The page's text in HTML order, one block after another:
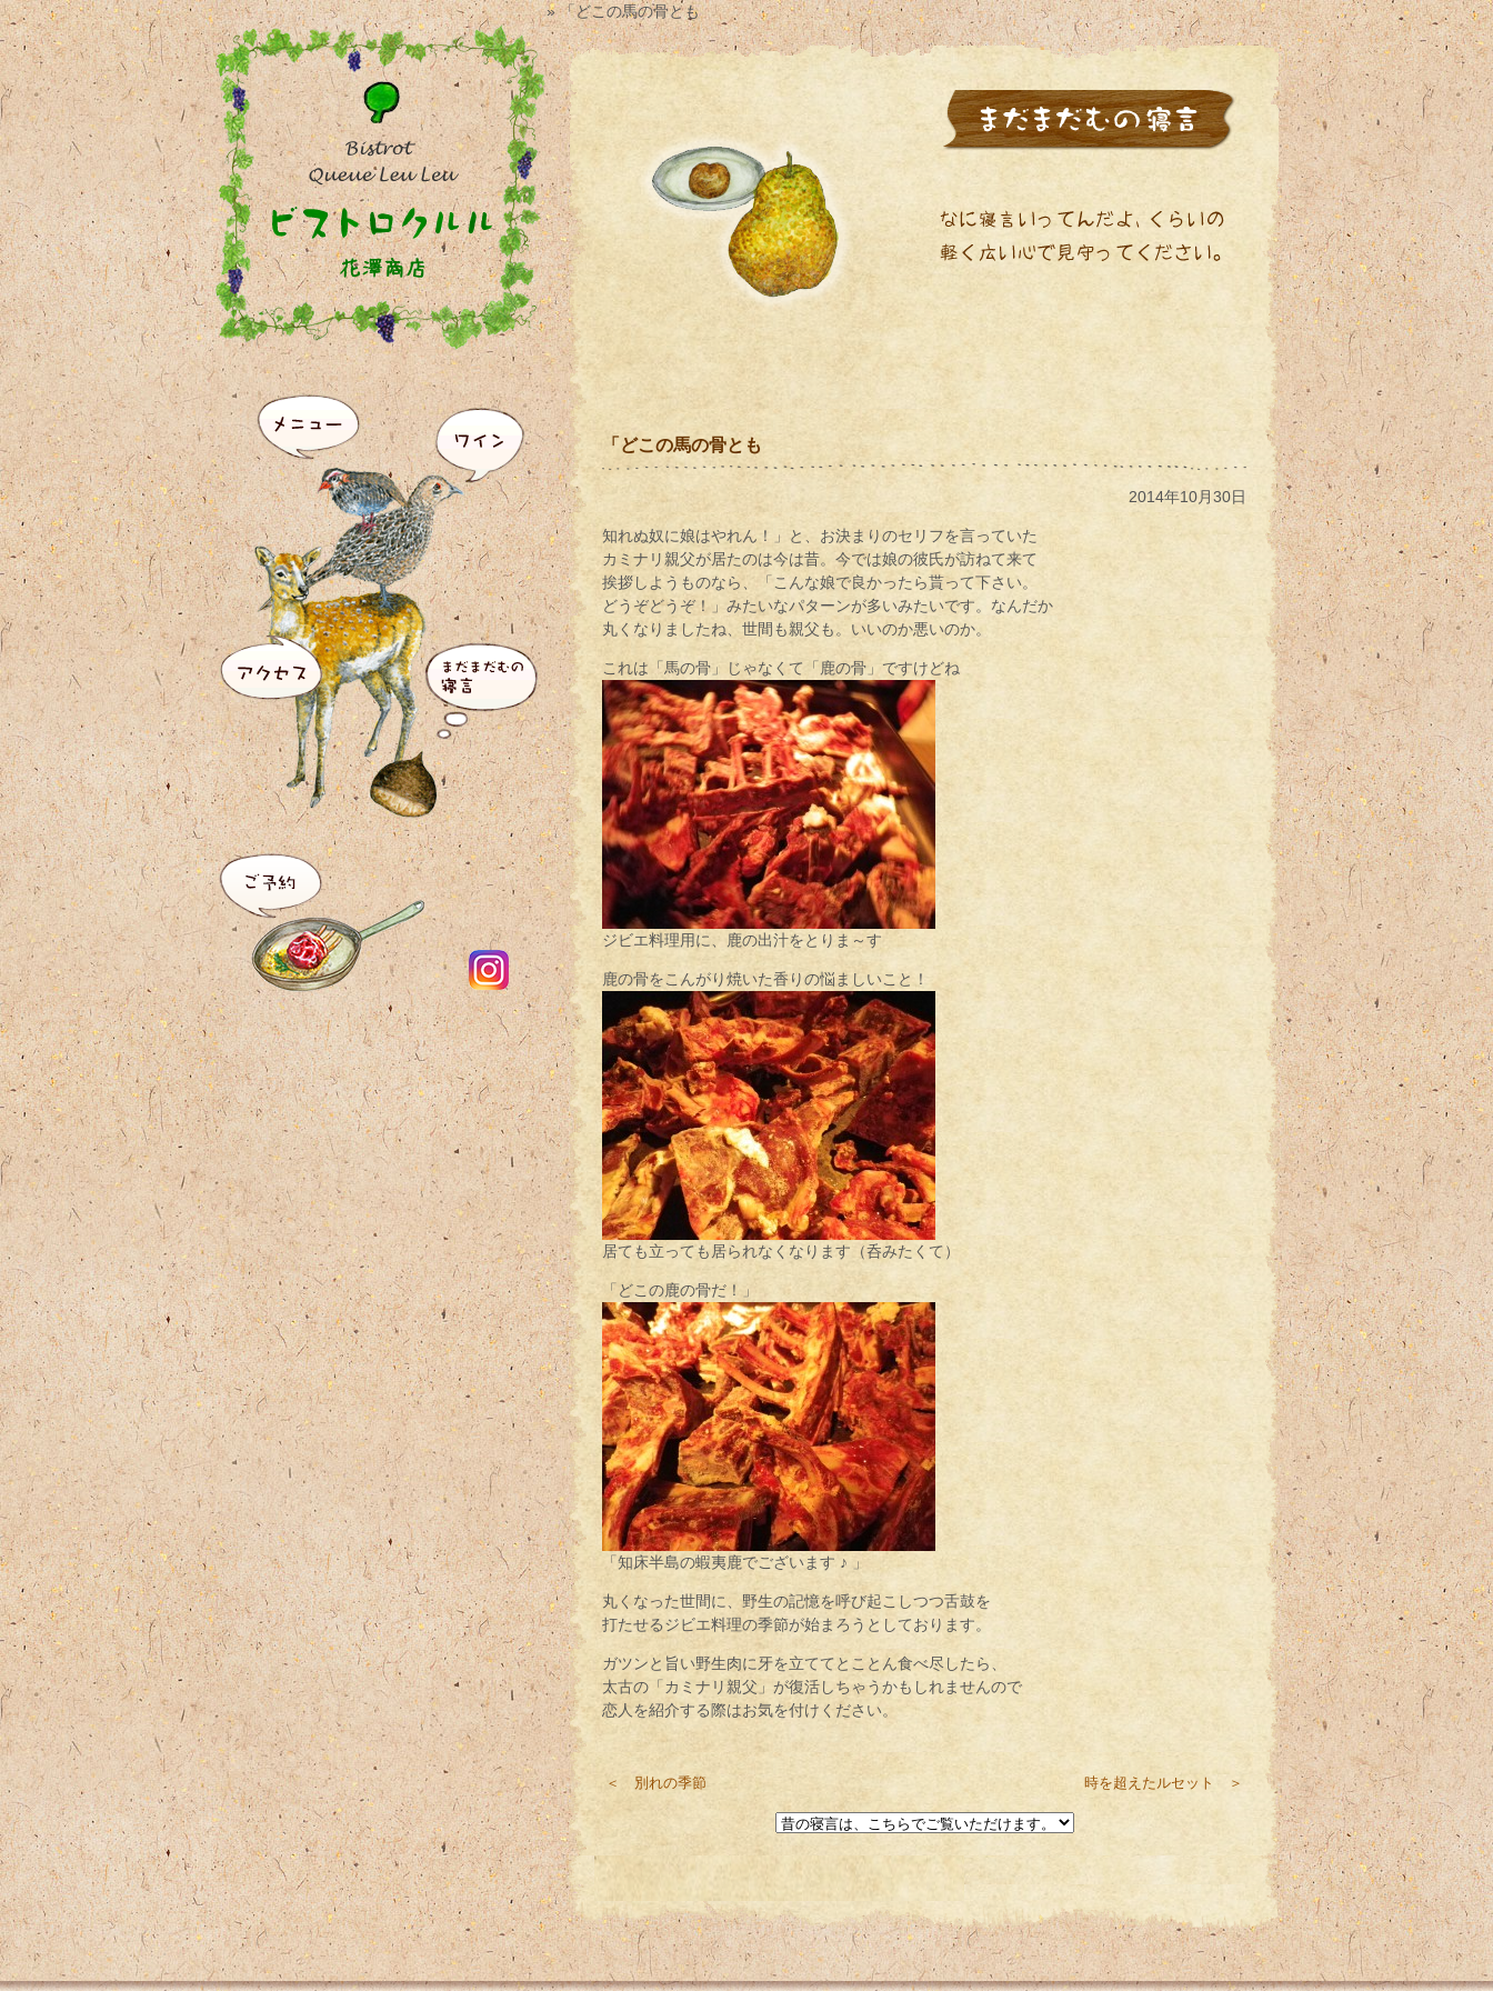
» 「どこの馬の骨とも
「どこの馬の骨とも
2014年10月30日
知れぬ奴に娘はやれん！」と、お決まりのセリフを言っていた
カミナリ親父が居たのは今は昔。今では娘の彼氏が訪ねて来て
挨拶しようものなら、「こんな娘で良かったら貰って下さい。
どうぞどうぞ！」みたいなパターンが多いみたいです。なんだか
丸くなりましたね、世間も親父も。いいのか悪いのか。
これは「馬の骨」じゃなくて「鹿の骨」ですけどね
ジビエ料理用に、鹿の出汁をとりま～す
鹿の骨をこんがり焼いた香りの悩ましいこと！
居ても立っても居られなくなります（呑みたくて）
「どこの鹿の骨だ！」
「知床半島の蝦夷鹿でございます ♪ 」
丸くなった世間に、野生の記憶を呼び起こしつつ舌鼓を
打たせるジビエ料理の季節が始まろうとしております。
ガツンと旨い野生肉に牙を立ててとことん食べ尽したら、
太古の「カミナリ親父」が復活しちゃうかもしれませんので
恋人を紹介する際はお気を付けください。
＜ 別れの季節 時を超えたルセット ＞